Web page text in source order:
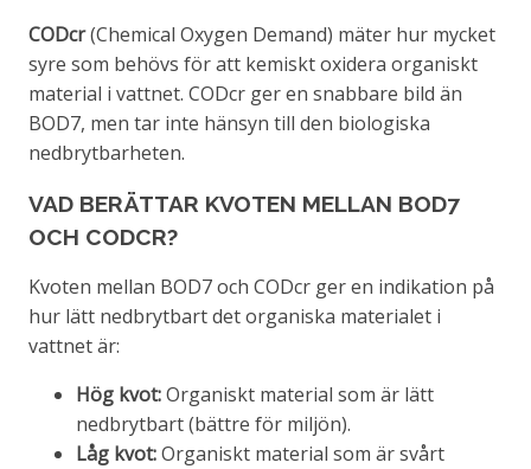
CODcr(Chemical Oxygen Demand) mäter hur mycket
syre som behövs för att kemiskt oxidera organiskt
material i vattnet. CODcr ger en snabbare bild än
BOD7, men tar inte hänsyn till den biologiska
nedbrytbarheten.
VAD BERÄTTAR KVOTEN MELLAN BOD7
OCH CODCR?
Kvoten mellan BOD7 och CODcr ger en indikation på
hur lätt nedbrytbart det organiska materialet i
vattnet är:
Hög kvot:Organiskt material som är lätt
nedbrytbart (bättre för miljön).
Låg kvot:Organiskt material som är svårt